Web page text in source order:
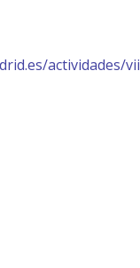
actividades/